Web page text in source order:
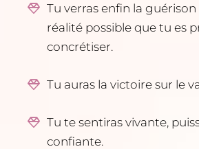
Tu verras enfin la
réalité possible que tu es
concrétiser.
Tu auras la victoire sur le
Tu te sentiras vivante,
confiante.